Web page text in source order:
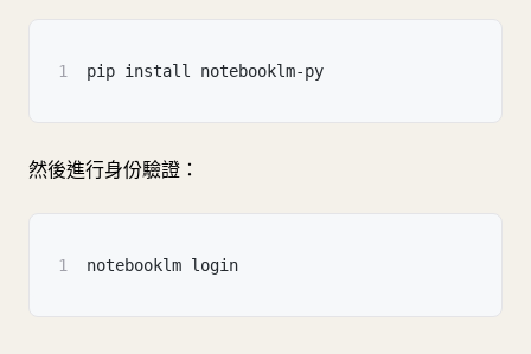
1 pip install notebooklm-py
然後進行身份驗證：
1 notebooklm login